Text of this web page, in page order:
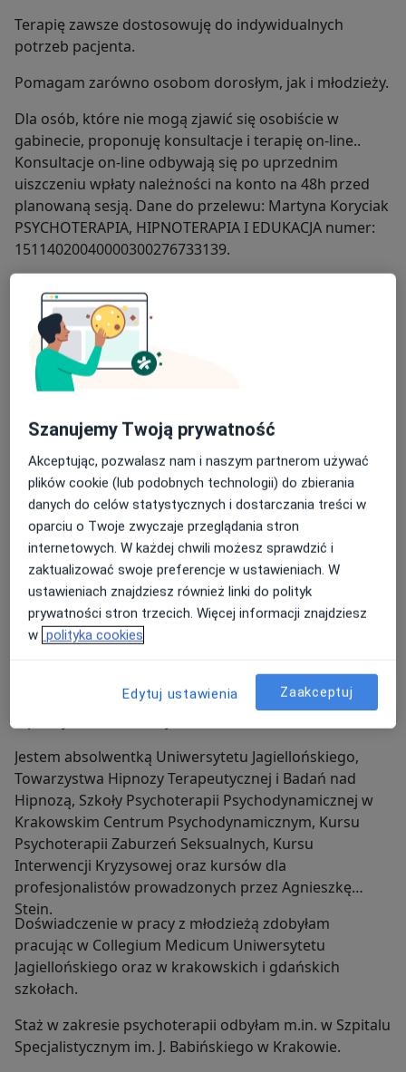
Terapię zawsze dostosowuję do indywidualnych
potrzeb pacjenta.
Pomagam zarówno osobom dorosłym, jak i młodzieży.
Dla osób, które nie mogą zjawić się osobiście w
gabinecie, proponuję konsultacje i terapię on-line..
Konsultacje on-line odbywają się po uprzednim
uiszczeniu wpłaty należności na konto na 48h przed
planowaną sesją. Dane do przelewu: Martyna Koryciak
PSYCHOTERAPIA, HIPNOTERAPIA I EDUKACJA numer:
15114020040000300276733139.
przedłużyć się do 2 sesji), którego głównym celem jest
bliższe przyjrzenie się zgłaszanym trudnościom i
wybranie odpowiedniego rodzaju terapii, przy
założeniu, że takowa będzie potrzebna.
spotkaniem konsultacyjnym. Po spotkaniu/ach
konsultacyjnych terapeuta podejmuje decyzje CZY
podejmie się terapii i omawia z pacjentem zasady i
rodzaj terapii.
Leczenie uzależnień NIE jest możliwe tylko online.
Leczenie to jest możliwe tylko w Krakowie lub
hybrydowo (online i w Krakowie).
Pracuję zgodnie ze standardami Towarzystwa Hipnozy
Terapeutycznej i Badań nad Hipnozą, którego jestem
Hipnozy Terapeutycznej i Badań nad Hipnozą. Ponadto
jestem osobą współprowadzącą specjalistyczne kursy
Jestem absolwentką Uniwersytetu Jagiellońskiego,
Towarzystwa Hipnozy Terapeutycznej i Badań nad
Hipnozą, Szkoły Psychoterapii Psychodynamicznej w
Krakowskim Centrum Psychodynamicznym, Kursu
Psychoterapii Zaburzeń Seksualnych, Kursu
Interwencji Kryzysowej oraz kursów dla
profesjonalistów prowadzonych przez Agnieszkę
Stein.
Doświadczenie w pracy z młodzieżą zdobyłam
pracując w Collegium Medicum Uniwersytetu
Jagiellońskiego oraz w krakowskich i gdańskich
szkołach.
Staż w zakresie psychoterapii odbyłam m.in. w Szpitalu
Specjalistycznym im. J. Babińskiego w Krakowie.
Szanujemy Twoją prywatność
Akceptując, pozwalasz nam i naszym partnerom używać
plików cookie (lub podobnych technologii) do zbierania
danych do celów statystycznych i dostarczania treści w
oparciu o Twoje zwyczaje przeglądania stron
internetowych. W każdej chwili możesz sprawdzić i
zaktualizować swoje preferencje w ustawieniach. W
ustawieniach znajdziesz również linki do polityk
prywatności stron trzecich. Więcej informacji znajdziesz
w polityka cookies
Edytuj ustawienia Zaakceptuj